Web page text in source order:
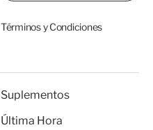
Términos y Condiciones
Suplementos
Última Hora